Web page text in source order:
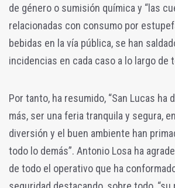
de género o sumisión química y “las
relacionadas con consumo por
bebidas en la vía pública, se han
incidencias en cada caso a lo largo de
Por tanto, ha resumido, “San Lucas ha
más, ser una feria tranquila y segura,
diversión y el buen ambiente han
todo lo demás”. Antonio Losa ha
de todo el operativo que ha